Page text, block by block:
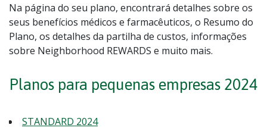
Na página do seu plano, encontrará detalhes sobre os
seus benefícios médicos e farmacêuticos, o Resumo do
Plano, os detalhes da partilha de custos, informações
sobre Neighborhood REWARDS e muito mais.
Planos para pequenas empresas 2024
STANDARD 2024